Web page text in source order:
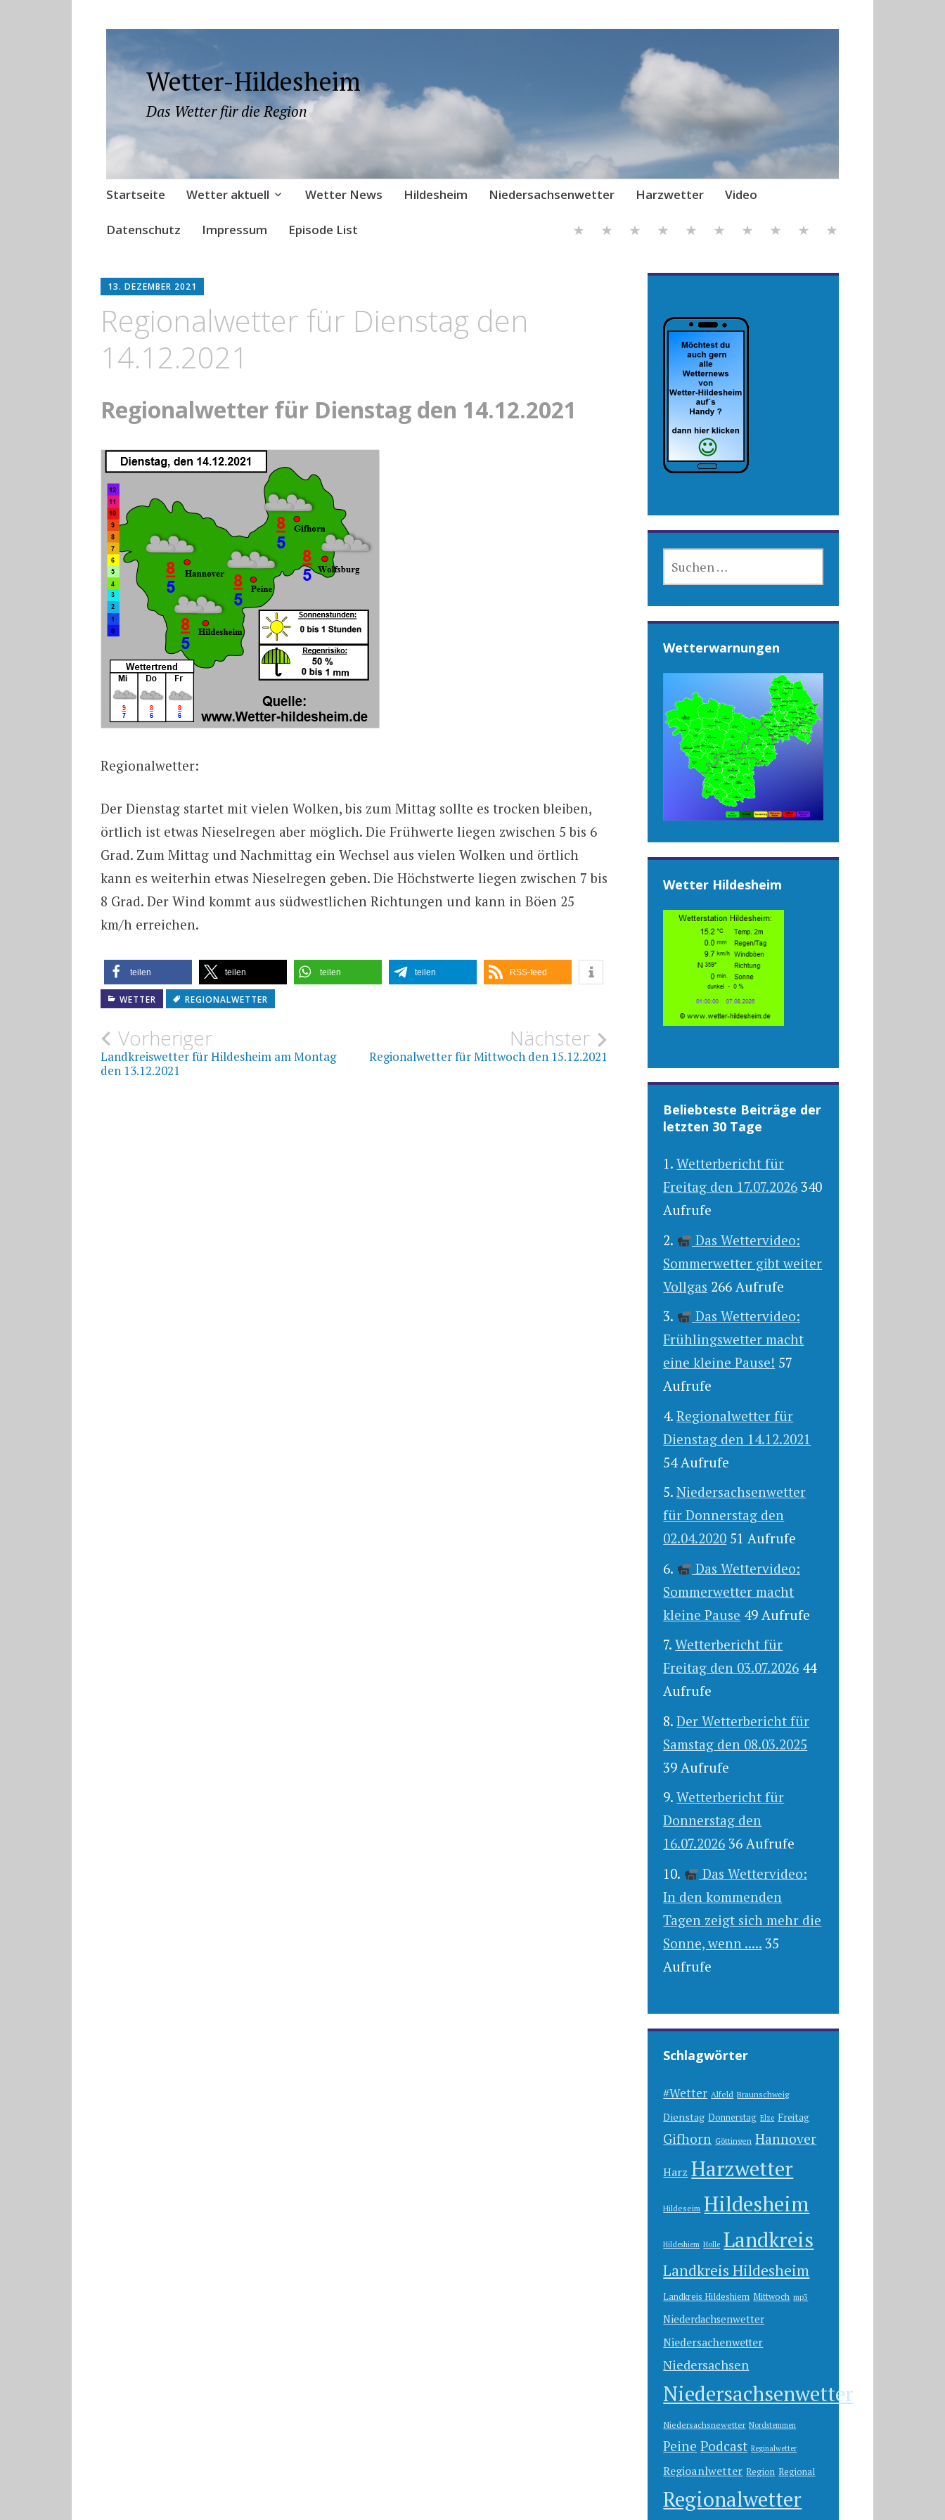
Wetter-Hildesheim
Das Wetter für die Region
Zum
springen
Startseite Wetter aktuell Wetter News Hildesheim Niedersachsenwetter Harzwetter Video
Datenschutz Impressum Episode List
13. DEZEMBER 2021
Regionalwetter für Dienstag den
14.12.2021
Regionalwetter für Dienstag den 14.12.2021
Regionalwetter:
Der Dienstag startet mit vielen Wolken, bis zum Mittag sollte es trocken bleiben,
örtlich ist etwas Nieselregen aber möglich. Die Frühwerte liegen zwischen 5 bis 6
Grad. Zum Mittag und Nachmittag ein Wechsel aus vielen Wolken und örtlich
kann es weiterhin etwas Nieselregen geben. Die Höchstwerte liegen zwischen 7 bis
8 Grad. Der Wind kommt aus südwestlichen Richtungen und kann in Böen 25
km/h erreichen.
teilen teilen teilen teilen RSS-feed
WETTER REGIONALWETTER
Beitragsnavigation
Vorheriger
Landkreiswetter für Hildesheim am Montag
den 13.12.2021
Nächster
Regionalwetter für Mittwoch den 15.12.2021
NACH:
Wetterwarnungen
Wetter Hildesheim
Beliebteste Beiträge der
letzten 30 Tage
Wetterbericht für
Freitag den 17.07.2026 340
Aufrufe
Das Wettervideo:
Sommerwetter gibt weiter
Vollgas 266 Aufrufe
Das Wettervideo:
Frühlingswetter macht
eine kleine Pause! 57
Aufrufe
Regionalwetter für
Dienstag den 14.12.2021
54 Aufrufe
Niedersachsenwetter
für Donnerstag den
02.04.2020 51 Aufrufe
Das Wettervideo:
Sommerwetter macht
kleine Pause 49 Aufrufe
Wetterbericht für
Freitag den 03.07.2026 44
Aufrufe
Der Wetterbericht für
Samstag den 08.03.2025
39 Aufrufe
Wetterbericht für
Donnerstag den
16.07.2026 36 Aufrufe
Das Wettervideo:
In den kommenden
Tagen zeigt sich mehr die
Sonne, wenn ..... 35
Aufrufe
Schlagwörter
#Wetter Alfeld Braunschweig
Dienstag Donnerstag Elze Freitag
Gifhorn Göttingen Hannover
Harz Harzwetter
Hildeseim Hildesheim
Hildeshiem Holle Landkreis
Landkreis Hildesheim
Landkreis Hildeshiem Mittwoch mp3
Niederdachsenwetter
Niedersachenwetter
Niedersachsen
Niedersachsenwetter
Niedersachsnewetter Nordstemmen
Peine Podcast Reginalwetter
Regioanlwetter Region Regional
Regionalwetter